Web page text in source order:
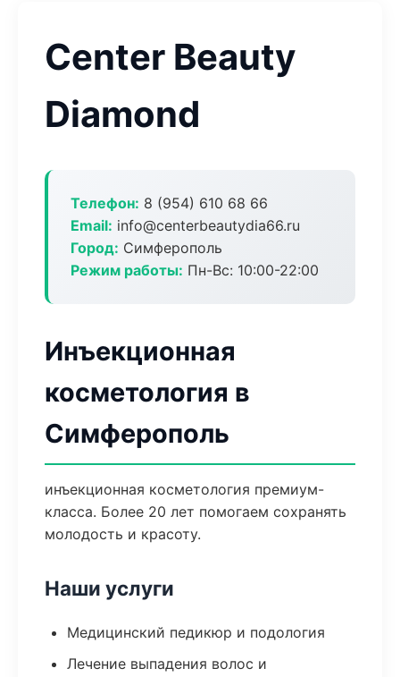
Center Beauty
Diamond
Телефон: 8 (954) 610 68 66
Email: info@centerbeautydia66.ru
Город: Симферополь
Режим работы: Пн-Вс: 10:00-22:00
Инъекционная
косметология в
Симферополь
инъекционная косметология премиум-
класса. Более 20 лет помогаем сохранять
молодость и красоту.
Наши услуги
Медицинский педикюр и подология
Лечение выпадения волос и